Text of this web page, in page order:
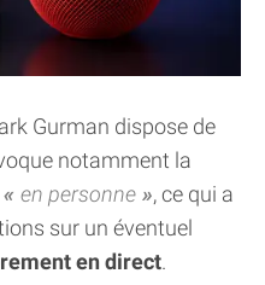
Gurman dispose de
notamment la
en personne
, ce qui a
sur un éventuel
en direct.